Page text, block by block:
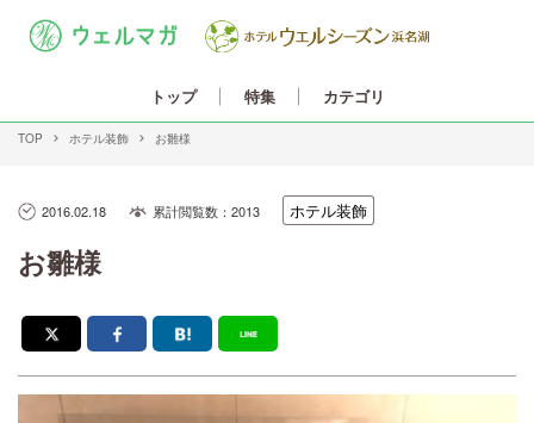
トップ 特集 カテゴリ
TOP ホテル装飾 お雛様
2016.02.18 累計閲覧数：2013 ホテル装飾
お雛様